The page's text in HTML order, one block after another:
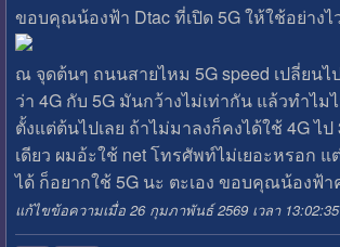
ขอบคุณน้องฟ้า Dtac ที่เปิด 5G ให้ใช้อย่างไ
ณ จุดต้นๆ ถนนสายไหม 5G speed เปลี่ยนไ
ว่า 4G กับ 5G มันกว้างไม่เท่ากัน แล้วทำไม
ตั้งแต่ต้นไปเลย ถ้าไม่มาลงก็คงได้ใช้ 4G ไ
เดียว ผมอ้ะใช้ net โทรศัพท์ไม่เยอะหรอก
ได้ ก็อยากใช้ 5G นะ ตะเอง ขอบคุณน้องฟ้า
แก้ไขข้อความเมื่อ 26 กุมภาพันธ์ 2569 เวลา